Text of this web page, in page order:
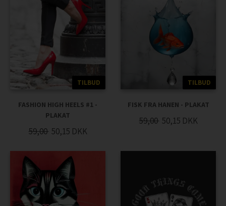
TILBUD
FASHION HIGH HEELS #1 -
PLAKAT
59,00 50,15 DKK
TILBUD
FISK FRA HANEN - PLAKAT
59,00 50,15 DKK